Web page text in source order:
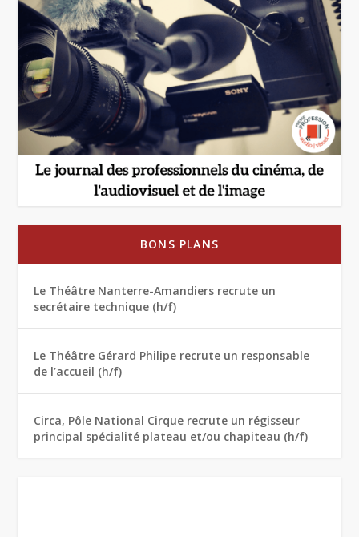
BONS PLANS
Le Théâtre Nanterre-Amandiers recrute un
secrétaire technique (h/f)
Le Théâtre Gérard Philipe recrute un responsable
de l’accueil (h/f)
Circa, Pôle National Cirque recrute un régisseur
principal spécialité plateau et/ou chapiteau (h/f)